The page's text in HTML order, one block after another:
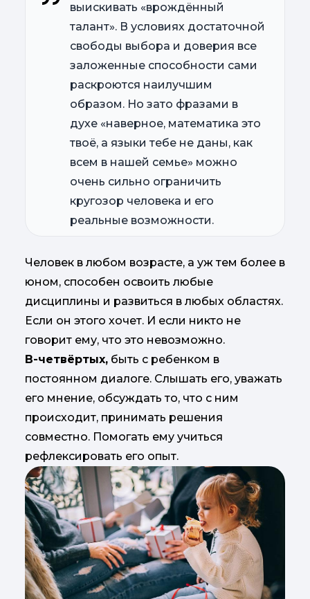
выискивать «врождённый
талант». В условиях достаточной
свободы выбора и доверия все
заложенные способности сами
раскроются наилучшим
образом. Но зато фразами в
духе «наверное, математика это
твоё, а языки тебе не даны, как
всем в нашей семье» можно
очень сильно ограничить
кругозор человека и его
реальные возможности.
Человек в любом возрасте, а уж тем более в
юном, способен освоить любые
дисциплины и развиться в любых областях.
Если он этого хочет. И если никто не
говорит ему, что это невозможно.
В-четвёртых, быть с ребенком в
постоянном диалоге. Слышать его, уважать
его мнение, обсуждать то, что с ним
происходит, принимать решения
совместно. Помогать ему учиться
рефлексировать его опыт.